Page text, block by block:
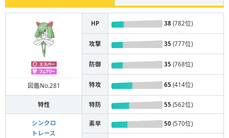
図鑑No.281
HP 38 (782位)
攻撃 35 (777位)
防御 35 (768位)
特攻 65 (414位)
特性 特防 55 (562位)
シンクロ
トレース
素早 50 (570位)